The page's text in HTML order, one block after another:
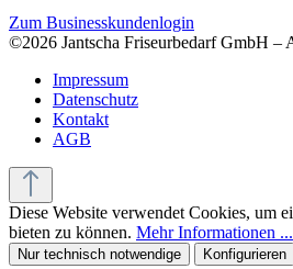
Zum Businesskundenlogin
©2026 Jantscha Friseurbedarf GmbH –
Impressum
Datenschutz
Kontakt
AGB
Diese Website verwendet Cookies, um
bieten zu können. Mehr Informationen ...
Nur technisch notwendige Konfigurieren